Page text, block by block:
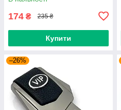
174 ₴ 235 ₴
Купити
–26%